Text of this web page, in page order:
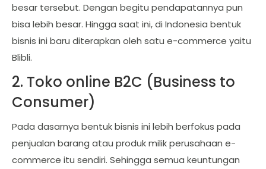
besar tersebut. Dengan begitu pendapatannya pun
bisa lebih besar. Hingga saat ini, di Indonesia bentuk
bisnis ini baru diterapkan oleh satu e-commerce yaitu
Blibli.
2. Toko online B2C (Business to
Consumer)
Pada dasarnya bentuk bisnis ini lebih berfokus pada
penjualan barang atau produk milik perusahaan e-
commerce itu sendiri. Sehingga semua keuntungan